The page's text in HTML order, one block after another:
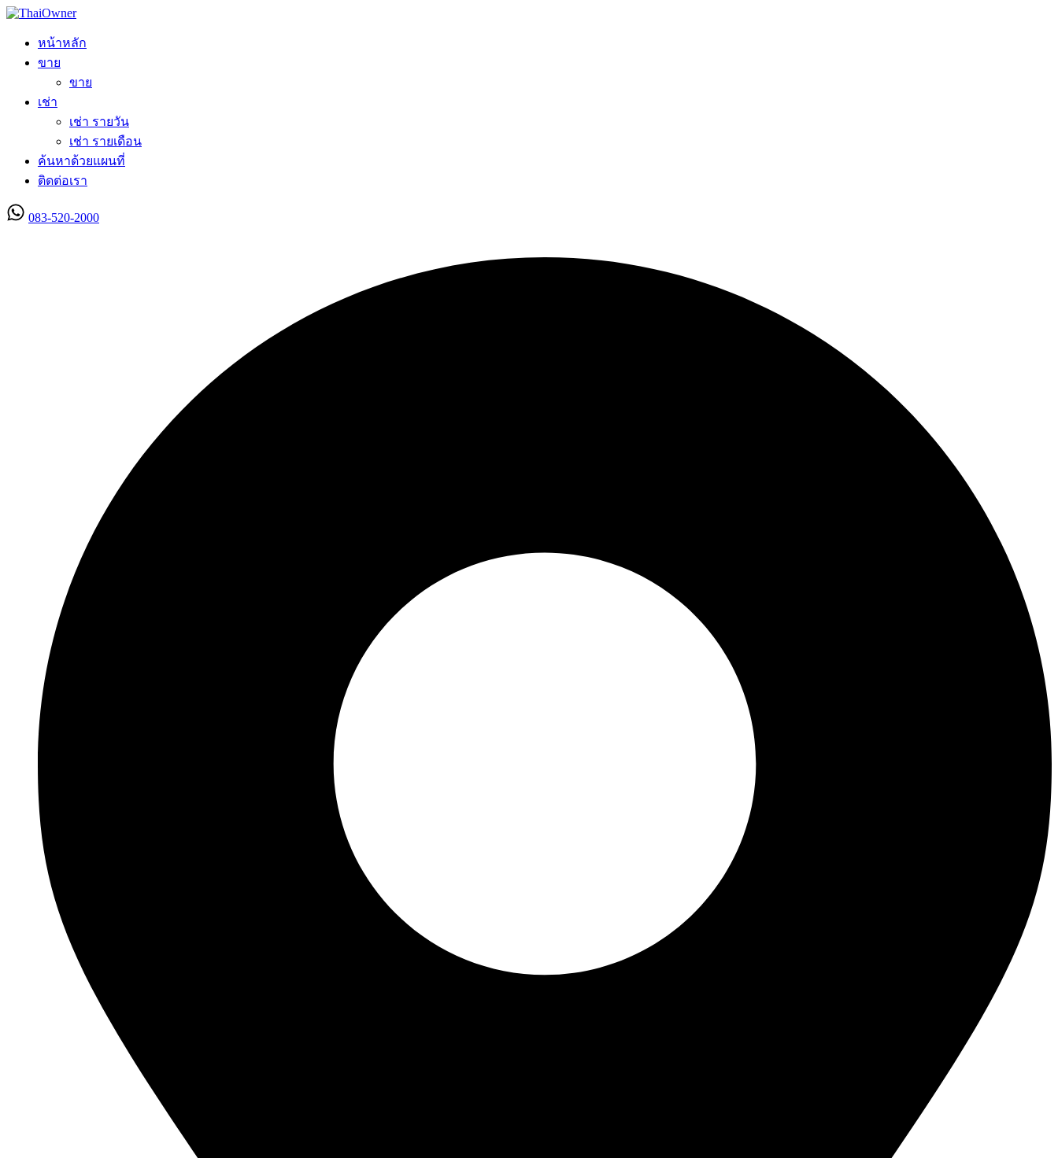
หน้าหลัก
ขาย
ขาย
เช่า
เช่า รายวัน
เช่า รายเดือน
ค้นหาด้วยแผนที่
ติดต่อเรา
083-520-2000